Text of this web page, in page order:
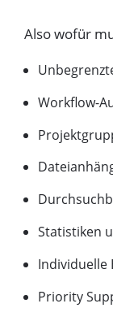
Also wofür
Workflow-
Statistiken
Priority